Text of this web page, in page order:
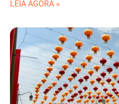
LEIA AGORA »